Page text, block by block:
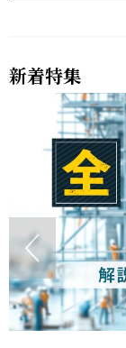
新着特集